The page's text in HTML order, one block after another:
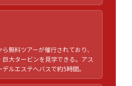
無料ツアーが催行されており、
大タービンを見学できる。アス
ルエステへバスで約5時間。